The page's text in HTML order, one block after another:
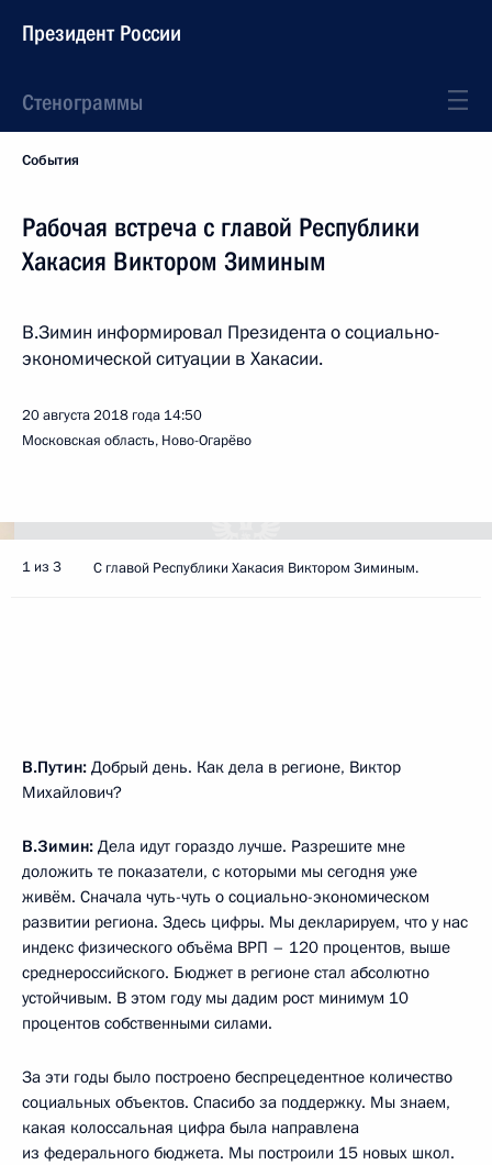
Президент России
Стенограммы
События
Рабочая встреча с главой Республики
Хакасия Виктором Зиминым
В.Зимин информировал Президента о социально-
экономической ситуации в Хакасии.
20 августа 2018 года 14:50
Московская область, Ново-Огарёво
1 из 3 С главой Республики Хакасия Виктором Зиминым.
В.Путин: Добрый день. Как дела в регионе, Виктор
Михайлович?
В.Зимин: Дела идут гораздо лучше. Разрешите мне
доложить те показатели, с которыми мы сегодня уже
живём. Сначала чуть-чуть о социально-экономическом
развитии региона. Здесь цифры. Мы декларируем, что у нас
индекс физического объёма ВРП – 120 процентов, выше
среднероссийского. Бюджет в регионе стал абсолютно
устойчивым. В этом году мы дадим рост минимум 10
процентов собственными силами.
За эти годы было построено беспрецедентное количество
социальных объектов. Спасибо за поддержку. Мы знаем,
какая колоссальная цифра была направлена
из федерального бюджета. Мы построили 15 новых школ.